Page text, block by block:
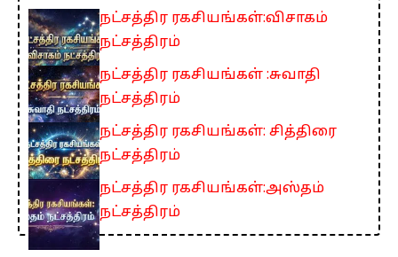
நட்சத்திர ரகசியங்கள்:விசாகம்
நட்சத்திரம்
நட்சத்திர ரகசியங்கள் :சுவாதி
நட்சத்திரம்
நட்சத்திர ரகசியங்கள்: சித்திரை
நட்சத்திரம்
நட்சத்திர ரகசியங்கள்:அஸ்தம்
நட்சத்திரம்